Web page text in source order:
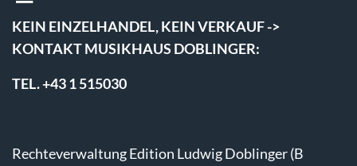
KEIN EINZELHANDEL, KEIN VERKAUF ->
KONTAKT MUSIKHAUS DOBLINGER:
TEL. +43 1 515030
Rechteverwaltung Edition Ludwig Doblinger (B